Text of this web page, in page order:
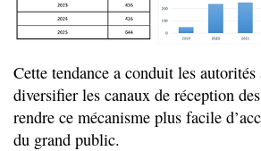
Cette tendance a conduit les
diversifier les canaux de réception
rendre ce mécanisme plus facile
du grand public.